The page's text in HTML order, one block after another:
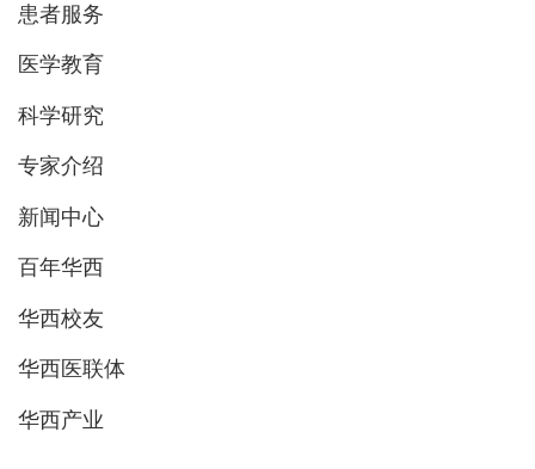
患者服务
医学教育
科学研究
专家介绍
新闻中心
百年华西
华西校友
华西医联体
华西产业